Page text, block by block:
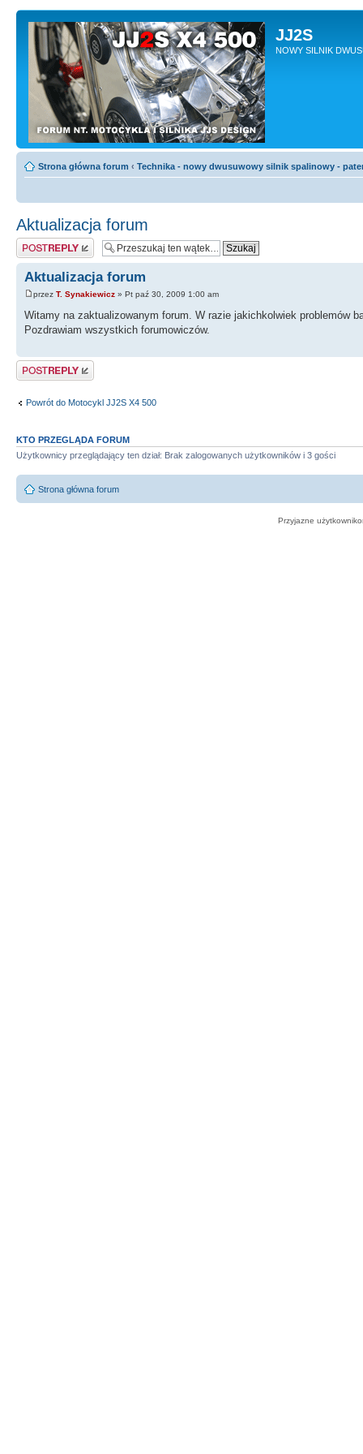
JJ2S
NOWY SILNIK
Strona główna forum ‹ Technika - nowy dwusuwowy silnik spalinowy -
Aktualizacja forum
Odpowiedz
Aktualizacja forum
przez T. Synakiewicz » Pt paź 30, 2009 1:00 am
Witamy na zaktualizowanym forum. W razie jakichkolwiek problemów
Pozdrawiam wszystkich forumowiczów.
Odpowiedz
Powrót do Motocykl JJ2S X4 500
KTO PRZEGLĄDA FORUM
Użytkownicy przeglądający ten dział: Brak zalogowanych użytkowników i 3 gości
Strona główna forum
Przyjazne